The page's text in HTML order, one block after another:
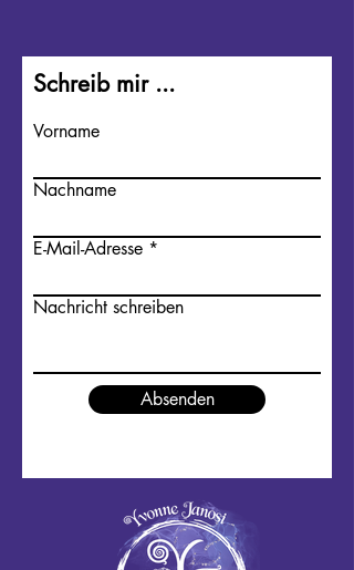
Schreib mir ...
Vorname
Nachname
E-Mail-Adresse
Nachricht schreiben
Absenden